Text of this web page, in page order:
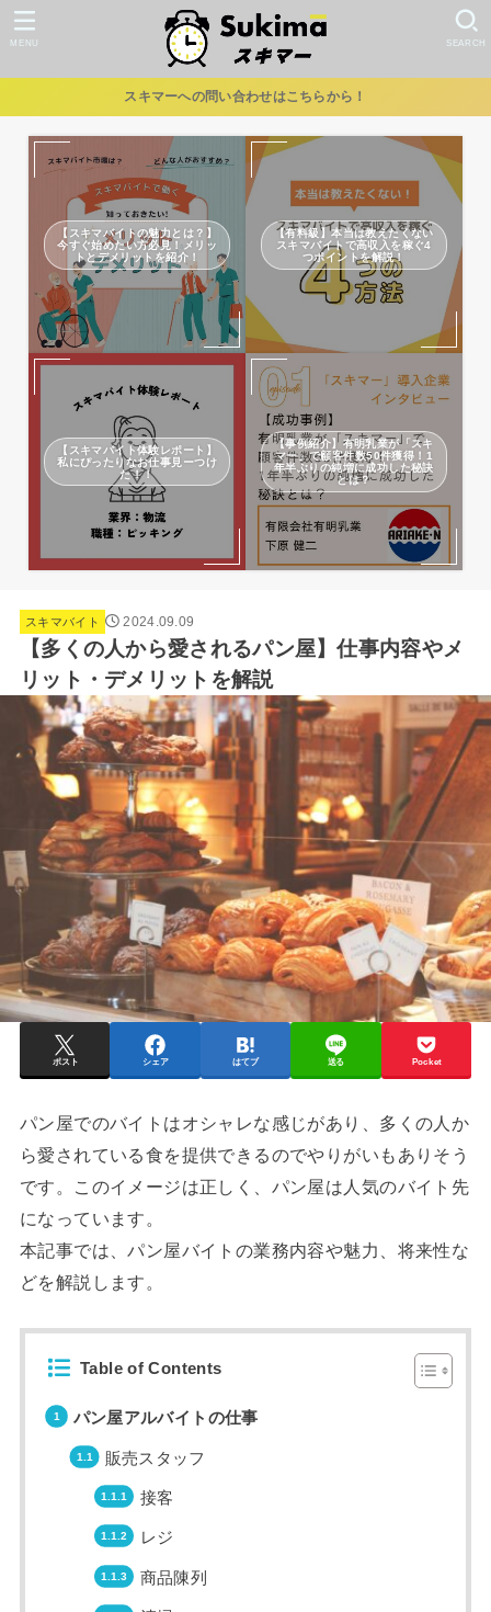
SEARCH
MENU
スキマーへの問い合わせはこちらから！
【スキマバイトの魅力とは？】
今すぐ始めたい方必見！メリッ
トとデメリットを紹介！
【有料級】本当は教えたくない
スキマバイトで高収入を稼ぐ4
つポイントを解説！
【スキマバイト体験レポート】
私にぴったりなお仕事見ーつけ
た！！
【事例紹介】有明乳業が「スキ
マー」で顧客件数50件獲得！1
年半ぶりの純増に成功した秘訣
とは？
スキマバイト 2024.09.09
【多くの人から愛されるパン屋】仕事内容やメ
リット・デメリットを解説
ポスト シェア はてブ 送る Pocket
パン屋でのバイトはオシャレな感じがあり、多くの人か
ら愛されている食を提供できるのでやりがいもありそう
です。このイメージは正しく、パン屋は人気のバイト先
になっています。
本記事では、パン屋バイトの業務内容や魅力、将来性な
どを解説します。
Table of Contents
パン屋アルバイトの仕事
販売スタッフ
接客
レジ
商品陳列